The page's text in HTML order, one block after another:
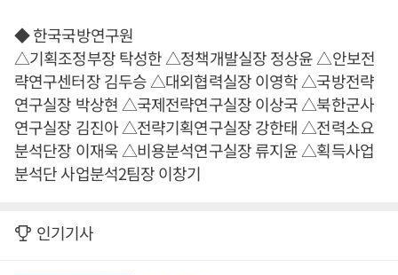
◆ 한국국방연구원
△기획조정부장 탁성한 △정책개발실장 정상윤 △안보전
략연구센터장 김두승 △대외협력실장 이영학 △국방전략
연구실장 박상현 △국제전략연구실장 이상국 △북한군사
연구실장 김진아 △전략기획연구실장 강한태 △전력소요
분석단장 이재욱 △비용분석연구실장 류지윤 △획득사업
분석단 사업분석2팀장 이창기
인기기사